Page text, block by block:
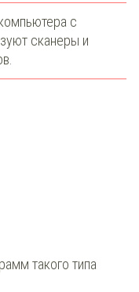
с
сканеры и
такого типа